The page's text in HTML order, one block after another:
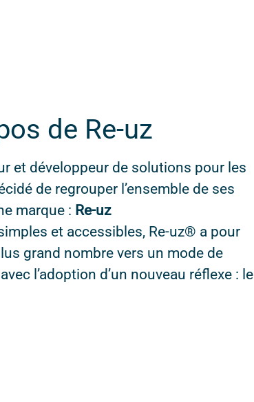
de Re-uz
et développeur de solutions pour les
de regrouper l’ensemble de ses
marque : Re-uz
et accessibles, Re-uz® a pour
grand nombre vers un mode de
l’adoption d’un nouveau réflexe : le